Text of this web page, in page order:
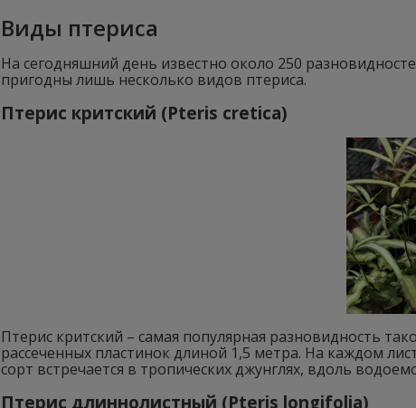
Виды птериса
На сегодняшний день известно около 250
пригодны лишь несколько видов птериса.
Птерис критский (Pteris cretica)
Птерис критский – самая популярная разновидность
рассеченных пластинок длиной 1,5 метра. На каждом
сорт встречается в тропических джунглях, вдоль
Птерис длиннолистный (Pteris longifolia)